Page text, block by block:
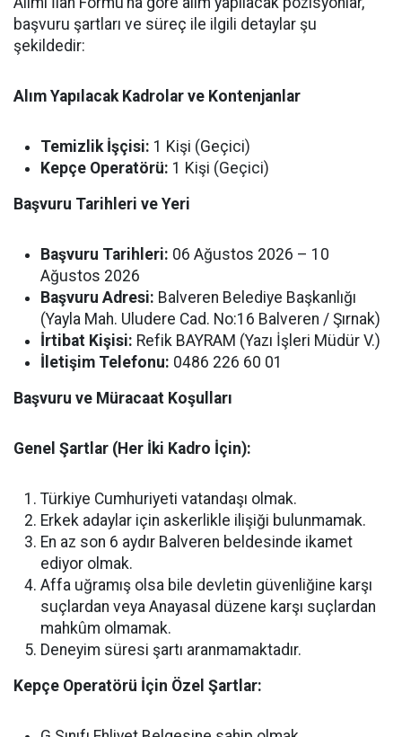
başvuru şartları ve süreç ile ilgili detaylar şu
şekildedir:
Alım Yapılacak Kadrolar ve Kontenjanlar
Temizlik İşçisi: 1 Kişi (Geçici)
Kepçe Operatörü: 1 Kişi (Geçici)
Başvuru Tarihleri ve Yeri
Başvuru Tarihleri: 06 Ağustos 2026 – 10
Ağustos 2026
Başvuru Adresi: Balveren Belediye Başkanlığı
(Yayla Mah. Uludere Cad. No:16 Balveren / Şırnak)
İrtibat Kişisi: Refik BAYRAM (Yazı İşleri Müdür V.)
İletişim Telefonu: 0486 226 60 01
Başvuru ve Müracaat Koşulları
Genel Şartlar (Her İki Kadro İçin):
Türkiye Cumhuriyeti vatandaşı olmak.
Erkek adaylar için askerlikle ilişiği bulunmamak.
En az son 6 aydır Balveren beldesinde ikamet
ediyor olmak.
Affa uğramış olsa bile devletin güvenliğine karşı
suçlardan veya Anayasal düzene karşı suçlardan
mahkûm olmamak.
Deneyim süresi şartı aranmamaktadır.
Kepçe Operatörü İçin Özel Şartlar: